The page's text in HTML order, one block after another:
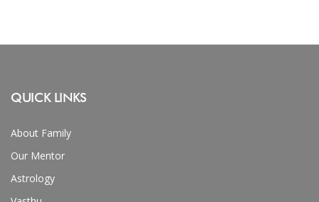
QUICK LINKS
About Family
Our Mentor
Astrology